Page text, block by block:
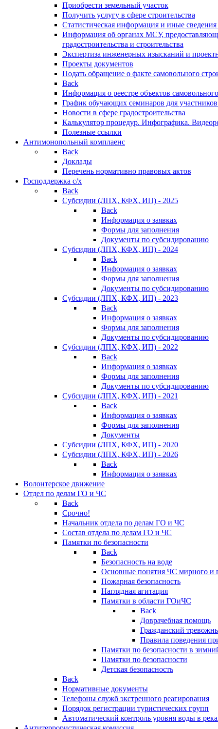
Приобрести земельный участок
Получить услугу в сфере строительства
Статистическая информация и иные сведения
Информация об органах МСУ,
градостроительства и строительства
Экспертиза инженерных изысканий и
Проекты документов
Подать обращение о факте самовольного
Back
Информация о реестре объектов
График обучающих семинаров для участников
Новости в сфере градостроительства
Калькулятор процедур. Инфографика.
Полезные ссылки
Антимонопольный комплаенс
Back
Доклады
Перечень нормативно правовых актов
Господдержка с/х
Back
Субсидии (ЛПХ, КФХ, ИП) - 2025
Back
Информация о заявках
Формы для заполнения
Документы по субсидированию
Субсидии (ЛПХ, КФХ, ИП) - 2024
Back
Информация о заявках
Формы для заполнения
Документы по субсидированию
Субсидии (ЛПХ, КФХ, ИП) - 2023
Back
Информация о заявках
Формы для заполнения
Документы по субсидированию
Субсидии (ЛПХ, КФХ, ИП) - 2022
Back
Информация о заявках
Формы для заполнения
Документы по субсидированию
Субсидии (ЛПХ, КФХ, ИП) - 2021
Back
Информация о заявках
Формы для заполнения
Документы
Субсидии (ЛПХ, КФХ, ИП) - 2020
Субсидии (ЛПХ, КФХ, ИП) - 2026
Back
Информация о заявках
Волонтерское движение
Отдел по делам ГО и ЧС
Back
Срочно!
Начальник отдела по делам ГО и ЧС
Состав отдела по делам ГО и ЧС
Памятки по безопасности
Back
Безопасность на воде
Основные понятия ЧС мирного и
Пожарная безопасность
Наглядная агитация
Памятки в области ГОиЧС
Back
Доврачебная помощь
Гражданский
Правила поведения
Памятки по безопасности в
Памятки по безопасности
Детская безопасность
Back
Нормативные документы
Телефоны служб экстренного реагирования
Порядок регистрации туристических групп
Автоматический контроль уровня воды в